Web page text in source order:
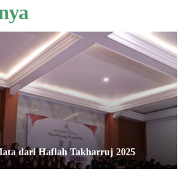
dari Haflah Takharruj 2025